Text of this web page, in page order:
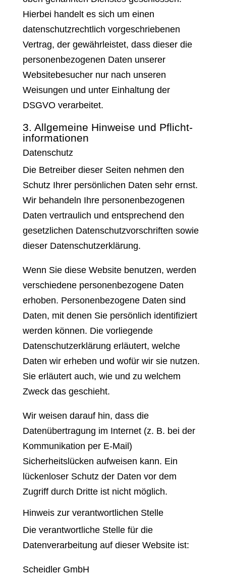
Hierbei handelt es sich um einen
datenschutzrechtlich vorgeschriebenen
Vertrag, der gewährleistet, dass dieser die
personenbezogenen Daten unserer
Websitebesucher nur nach unseren
Weisungen und unter Einhaltung der
DSGVO verarbeitet.
3. Allgemeine Hinweise und Pflicht­
informationen
Datenschutz
Die Betreiber dieser Seiten nehmen den
Schutz Ihrer persönlichen Daten sehr ernst.
Wir behandeln Ihre personenbezogenen
Daten vertraulich und entsprechend den
gesetzlichen Datenschutzvorschriften sowie
dieser Datenschutzerklärung.
Wenn Sie diese Website benutzen, werden
verschiedene personenbezogene Daten
erhoben. Personenbezogene Daten sind
Daten, mit denen Sie persönlich identifiziert
werden können. Die vorliegende
Datenschutzerklärung erläutert, welche
Daten wir erheben und wofür wir sie nutzen.
Sie erläutert auch, wie und zu welchem
Zweck das geschieht.
Wir weisen darauf hin, dass die
Datenübertragung im Internet (z. B. bei der
Kommunikation per E-Mail)
Sicherheitslücken aufweisen kann. Ein
lückenloser Schutz der Daten vor dem
Zugriff durch Dritte ist nicht möglich.
Hinweis zur verantwortlichen Stelle
Die verantwortliche Stelle für die
Datenverarbeitung auf dieser Website ist:
Scheidler GmbH